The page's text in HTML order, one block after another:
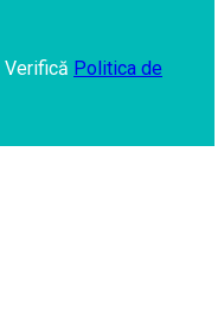
Politica de